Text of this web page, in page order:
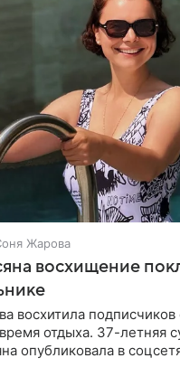
Жарова
восхищение
восхитила
отдыха. 37-летняя
опубликовала в